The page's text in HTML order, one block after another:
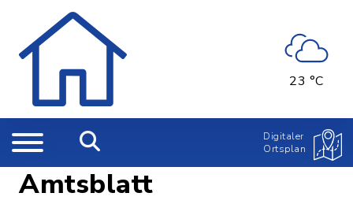
23 °C
Digitaler
Ortsplan
Amtsblatt